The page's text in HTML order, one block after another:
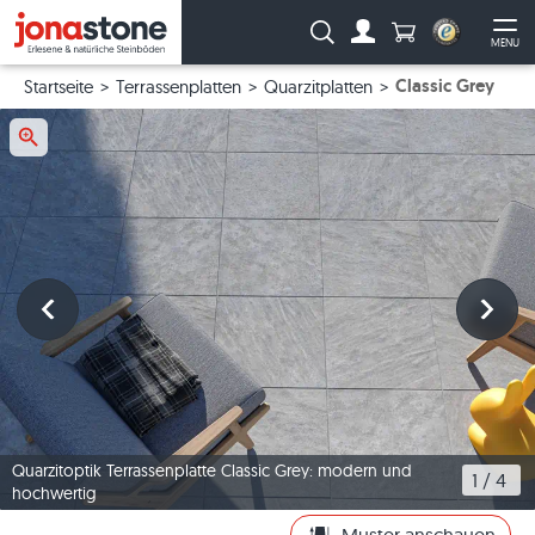
MENU
Suche: Anzahl
Startseite Terrassenplatten Quarzitplatten Classic Grey
Quarzitoptik Terrassenplatte Classic Grey: modern und
hochwertig
1 / 4